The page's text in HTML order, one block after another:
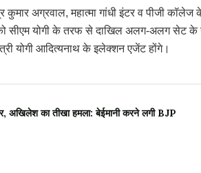
अग्रवाल, महात्मा गांधी इंटर व पीजी
सीएम योगी के तरफ से दाखिल अलग-अलग सेट के
योगी आदित्यनाथ के इलेक्शन एजेंट होंगे।
अखिलेश का तीखा हमला: बेईमानी करने लगी BJP